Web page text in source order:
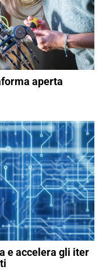
aperta
e accelera gli iter